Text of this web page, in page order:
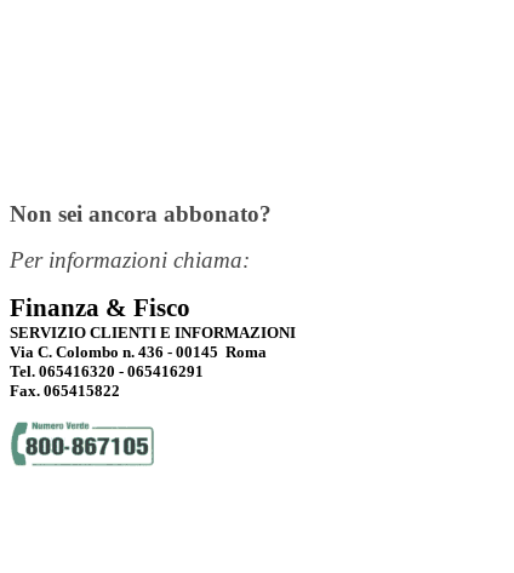
Non sei ancora abbonato?
Per informazioni chiama:
Finanza & Fisco
SERVIZIO CLIENTI E INFORMAZIONI
Via C. Colombo n. 436 - 00145 Roma
Tel. 065416320 - 065416291
Fax. 065415822